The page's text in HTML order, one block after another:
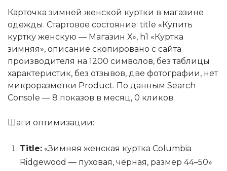
Карточка зимней женской куртки в магазине
одежды. Стартовое состояние: title «Купить
куртку женскую — Магазин Х», h1 «Куртка
зимняя», описание скопировано с сайта
производителя на 1200 символов, без таблицы
характеристик, без отзывов, две фотографии, нет
микроразметки Product. По данным Search
Console — 8 показов в месяц, 0 кликов.
Шаги оптимизации:
Title: «Зимняя женская куртка Columbia
Ridgewood — пуховая, чёрная, размер 44–50»